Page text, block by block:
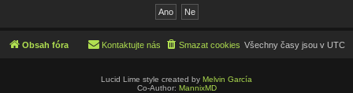
Obsah fóra Všechny časy jsou v UTC
Smazat cookies
Kontaktujte nás
Lucid Lime style created by Melvin García
Co-Author: MannixMD